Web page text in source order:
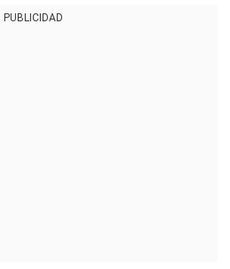
PUBLICIDAD